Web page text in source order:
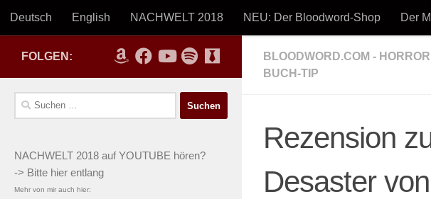
Zum Inhalt springen
Deutsch English NACHWELT 2018 NEU: Der Bloodword-Shop Der
BLOODWORD.COM -
BUCH-TIP
Rezension
Desaster
FOLGEN:
Suchen
nach:
NACHWELT 2018 auf YOUTUBE hören?
-> Bitte hier entlang
Mehr von mir auch hier: